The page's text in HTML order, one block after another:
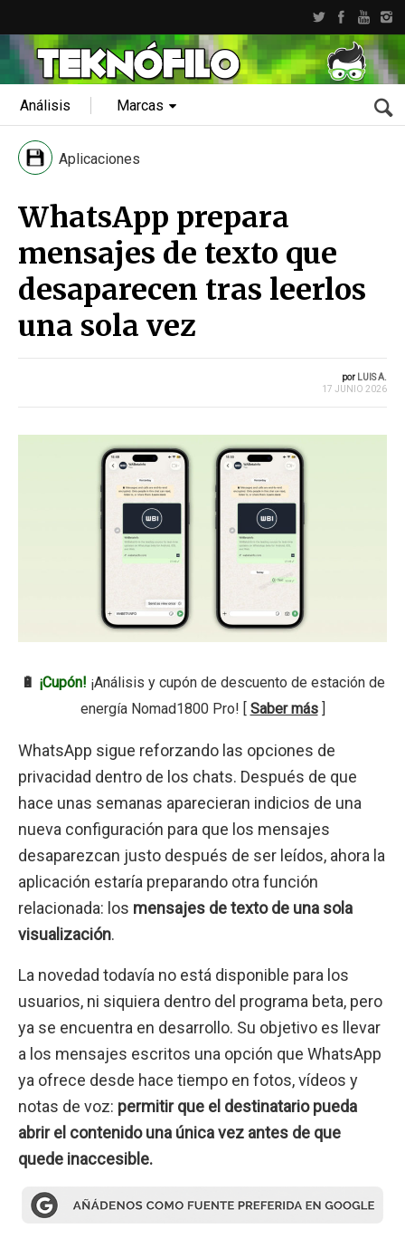
Análisis Marcas
Aplicaciones
WhatsApp prepara
mensajes de texto que
desaparecen tras leerlos
una sola vez
por LUIS A.
17 JUNIO 2026
🔋 ¡Cupón! ¡Análisis y cupón de descuento de estación de
energía Nomad1800 Pro! [ Saber más]
WhatsApp sigue reforzando las opciones de
privacidad dentro de los chats. Después de que
hace unas semanas aparecieran indicios de una
nueva configuración para que los mensajes
desaparezcan justo después de ser leídos, ahora la
aplicación estaría preparando otra función
relacionada: los mensajes de texto de una sola
visualización.
La novedad todavía no está disponible para los
usuarios, ni siquiera dentro del programa beta, pero
ya se encuentra en desarrollo. Su objetivo es llevar
a los mensajes escritos una opción que WhatsApp
ya ofrece desde hace tiempo en fotos, vídeos y
notas de voz: permitir que el destinatario pueda
abrir el contenido una única vez antes de que
quede inaccesible.